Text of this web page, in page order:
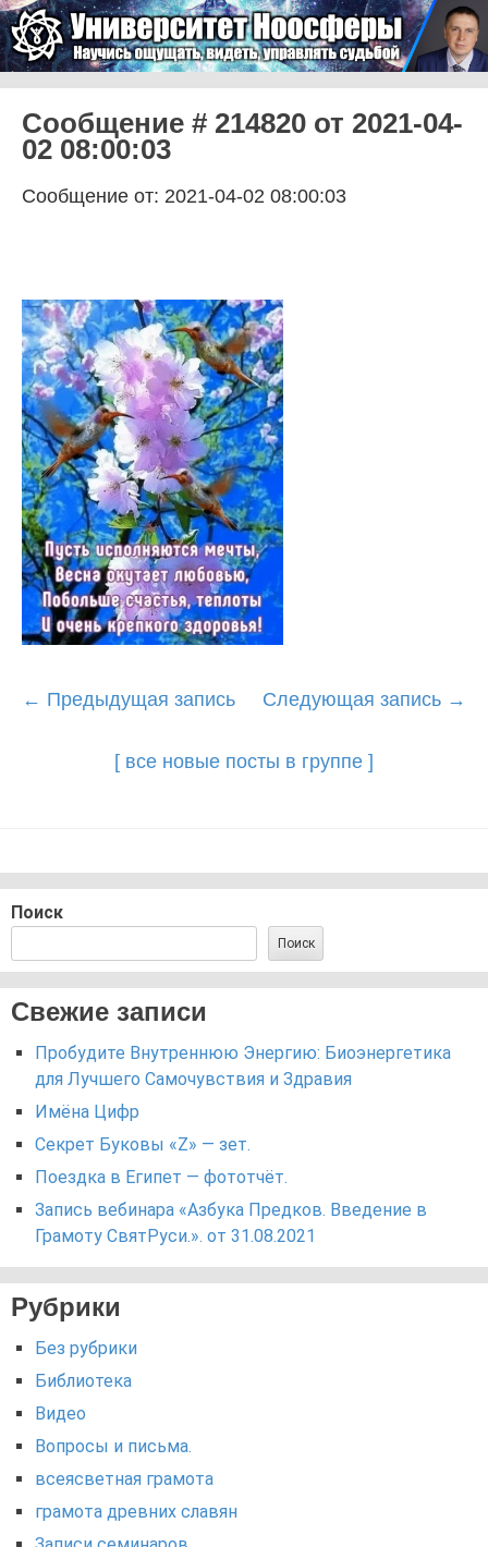
Университет Ноосферы
Сообщение # 214820 от 2021-04-
02 08:00:03
Сообщение от: 2021-04-02 08:00:03
Post
← Предыдущая запись Следующая запись →
[ все новые посты в группе ]
Поиск
Поиск
Свежие записи
Пробудите Внутреннюю Энергию: Биоэнергетика
для Лучшего Самочувствия и Здравия
Имёна Цифр
Секрет Буковы «Z» — зет.
Поездка в Египет — фототчёт.
Запись вебинара «Азбука Предков. Введение в
Грамоту СвятРуси.». от 31.08.2021
Рубрики
Без рубрики
Библиотека
Видео
Вопросы и письма.
всеясветная грамота
грамота древних славян